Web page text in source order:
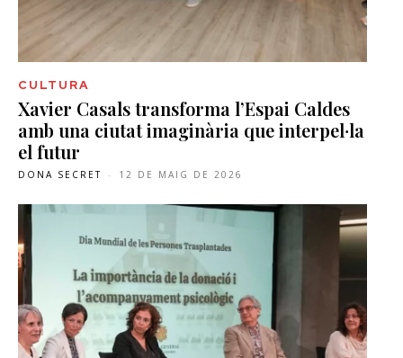
CULTURA
Xavier Casals transforma l’Espai Caldes
amb una ciutat imaginària que interpel·la
el futur
DONA SECRET - 12 DE MAIG DE 2026